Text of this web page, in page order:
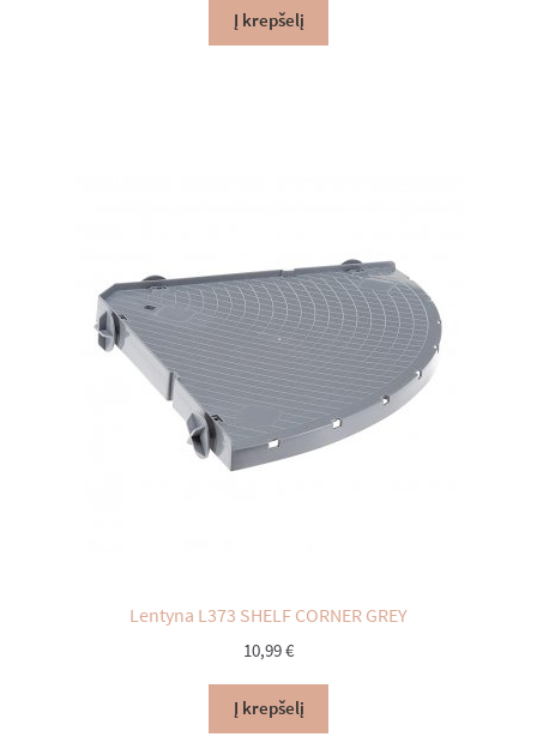
Į krepšelį
Lentyna L373 SHELF CORNER GREY
10,99€
Į krepšelį